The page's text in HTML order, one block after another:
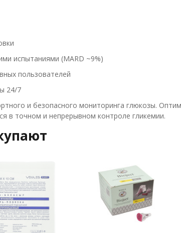
испытаниями (MARD ~9%)
пользователей
24/7
и безопасного мониторинга глюкозы.
в точном и непрерывном контроле гликемии.